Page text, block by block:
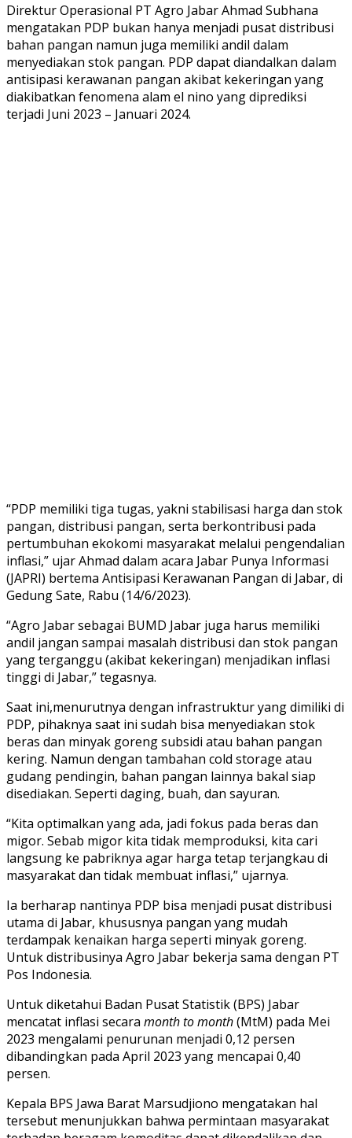
Direktur Operasional PT Agro Jabar Ahmad Subhana
mengatakan PDP bukan hanya menjadi pusat distribusi
bahan pangan namun juga memiliki andil dalam
menyediakan stok pangan. PDP dapat diandalkan dalam
antisipasi kerawanan pangan akibat kekeringan yang
diakibatkan fenomena alam el nino yang diprediksi
terjadi Juni 2023 – Januari 2024.
“PDP memiliki tiga tugas, yakni stabilisasi harga dan stok
pangan, distribusi pangan, serta berkontribusi pada
pertumbuhan ekokomi masyarakat melalui pengendalian
inflasi,” ujar Ahmad dalam acara Jabar Punya Informasi
(JAPRI) bertema Antisipasi Kerawanan Pangan di Jabar, di
Gedung Sate, Rabu (14/6/2023).
“Agro Jabar sebagai BUMD Jabar juga harus memiliki
andil jangan sampai masalah distribusi dan stok pangan
yang terganggu (akibat kekeringan) menjadikan inflasi
tinggi di Jabar,” tegasnya.
Saat ini,menurutnya dengan infrastruktur yang dimiliki di
PDP, pihaknya saat ini sudah bisa menyediakan stok
beras dan minyak goreng subsidi atau bahan pangan
kering. Namun dengan tambahan cold storage atau
gudang pendingin, bahan pangan lainnya bakal siap
disediakan. Seperti daging, buah, dan sayuran.
“Kita optimalkan yang ada, jadi fokus pada beras dan
migor. Sebab migor kita tidak memproduksi, kita cari
langsung ke pabriknya agar harga tetap terjangkau di
masyarakat dan tidak membuat inflasi,” ujarnya.
Ia berharap nantinya PDP bisa menjadi pusat distribusi
utama di Jabar, khususnya pangan yang mudah
terdampak kenaikan harga seperti minyak goreng.
Untuk distribusinya Agro Jabar bekerja sama dengan PT
Pos Indonesia.
Untuk diketahui Badan Pusat Statistik (BPS) Jabar
mencatat inflasi secara month to month(MtM) pada Mei
2023 mengalami penurunan menjadi 0,12 persen
dibandingkan pada April 2023 yang mencapai 0,40
persen.
Kepala BPS Jawa Barat Marsudjiono mengatakan hal
tersebut menunjukkan bahwa permintaan masyarakat